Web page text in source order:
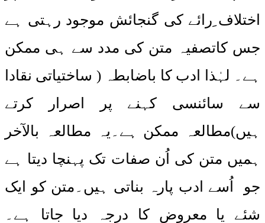
اختلاف ِرائے کی گنجائش موجود رہتی ہے
جس کاتصفیہ متن کی مدد سے ہی ممکن
ہے۔ لہٰذا ادب کا باضابطہ ( ساختیاتی نقادا
سے سائنسی کہنے پر اصرار کرتے
ہیں)مطالعہ ممکن ہے۔یہ مطالعہ بالآخر
ہمیں متن کی اُن صفات تک پہنچا دیتا ہے
جو اُسے ادب پارہ بناتی ہیں۔متن کو ایک
شئے یا معروض کا درجہ دیا جاتا ہے۔